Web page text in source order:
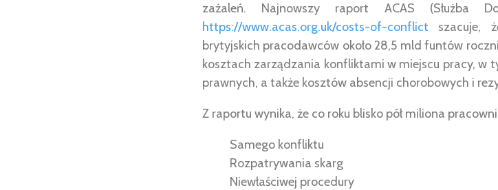
zażaleń. Najnowszy raport ACAS (Służba
https://www.acas.org.uk/costs-of-conflict szacuje,
brytyjskich pracodawców około 28,5 mld funtów
kosztach zarządzania konfliktami w miejscu pracy, w
prawnych, a także kosztów absencji chorobowych i
Z raportu wynika, że co roku blisko pół miliona
Samego konfliktu
Rozpatrywania skarg
Niewłaściwej procedury